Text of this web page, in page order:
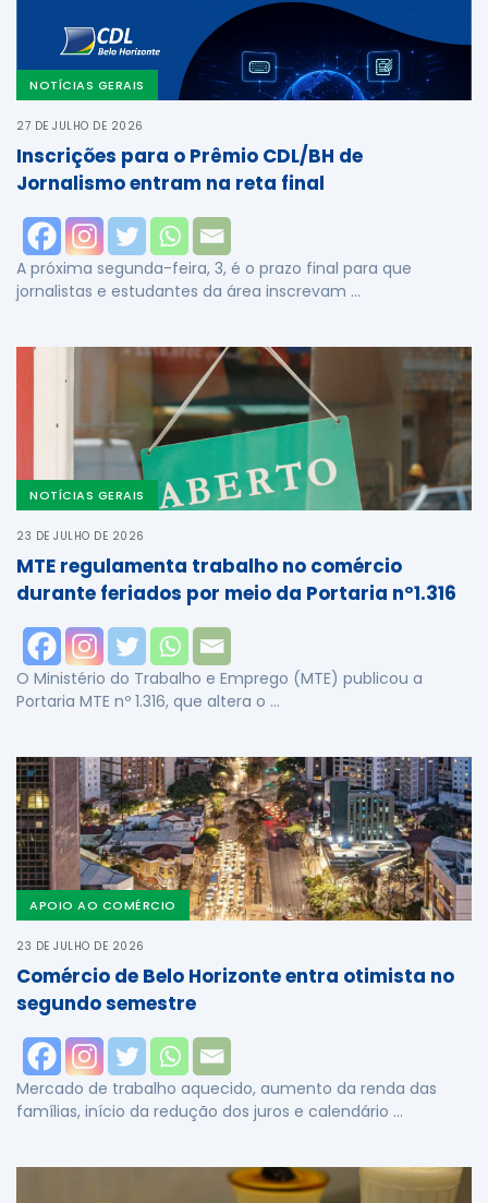
NOTÍCIAS GERAIS
27 DE JULHO DE 2026
Inscrições para o Prêmio CDL/BH de
Jornalismo entram na reta final
A próxima segunda-feira, 3, é o prazo final para que
jornalistas e estudantes da área inscrevam …
NOTÍCIAS GERAIS
23 DE JULHO DE 2026
MTE regulamenta trabalho no comércio
durante feriados por meio da Portaria nº1.316
O Ministério do Trabalho e Emprego (MTE) publicou a
Portaria MTE nº 1.316, que altera o …
APOIO AO COMÉRCIO
23 DE JULHO DE 2026
Comércio de Belo Horizonte entra otimista no
segundo semestre
Mercado de trabalho aquecido, aumento da renda das
famílias, início da redução dos juros e calendário …